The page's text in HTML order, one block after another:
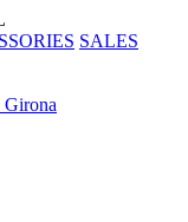
SALES